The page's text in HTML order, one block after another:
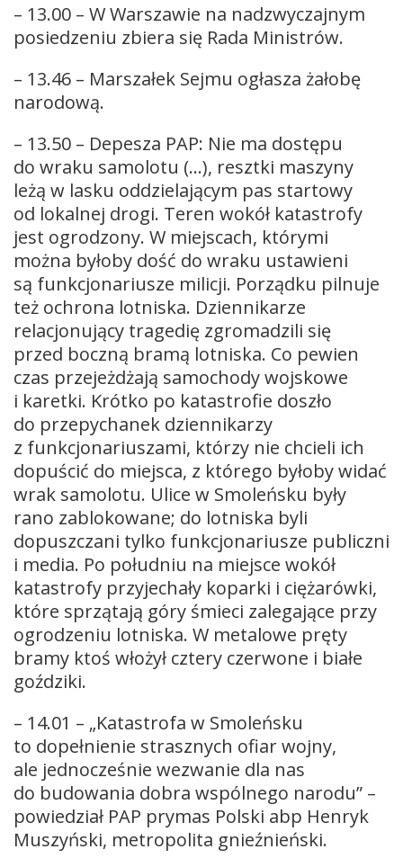
– 13.00 – W Warszawie na nadzwyczajnym
posiedzeniu zbiera się Rada Ministrów.
– 13.46 – Marszałek Sejmu ogłasza żałobę
narodową.
– 13.50 – Depesza PAP: Nie ma dostępu
do wraku samolotu (…), resztki maszyny
leżą w lasku oddzielającym pas startowy
od lokalnej drogi. Teren wokół katastrofy
jest ogrodzony. W miejscach, którymi
można byłoby dość do wraku ustawieni
są funkcjonariusze milicji. Porządku pilnuje
też ochrona lotniska. Dziennikarze
relacjonujący tragedię zgromadzili się
przed boczną bramą lotniska. Co pewien
czas przejeżdżają samochody wojskowe
i karetki. Krótko po katastrofie doszło
do przepychanek dziennikarzy
z funkcjonariuszami, którzy nie chcieli ich
dopuścić do miejsca, z którego byłoby widać
wrak samolotu. Ulice w Smoleńsku były
rano zablokowane; do lotniska byli
dopuszczani tylko funkcjonariusze publiczni
i media. Po południu na miejsce wokół
katastrofy przyjechały koparki i ciężarówki,
które sprzątają góry śmieci zalegające przy
ogrodzeniu lotniska. W metalowe pręty
bramy ktoś włożył cztery czerwone i białe
goździki.
– 14.01 – „Katastrofa w Smoleńsku
to dopełnienie strasznych ofiar wojny,
ale jednocześnie wezwanie dla nas
do budowania dobra wspólnego narodu” –
powiedział PAP prymas Polski abp Henryk
Muszyński, metropolita gnieźnieński.